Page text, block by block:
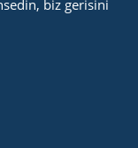
biz gerisini